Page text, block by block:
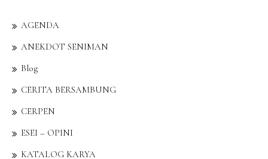
AGENDA
ANEKDOT SENIMAN
Blog
CERITA BERSAMBUNG
CERPEN
ESEI – OPINI
KATALOG KARYA